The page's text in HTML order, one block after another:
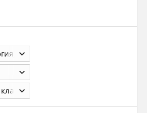
Технология 4 класс ФГОС